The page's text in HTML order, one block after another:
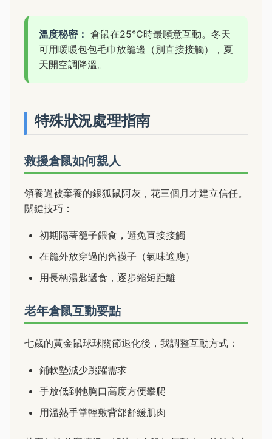
溫度秘密： 倉鼠在25°C時最願意互動。冬天
可用暖暖包包毛巾放籠邊（別直接接觸），夏
天開空調降溫。
特殊狀況處理指南
救援倉鼠如何親人
領養過被棄養的銀狐鼠阿灰，花三個月才建立信任。
關鍵技巧：
初期隔著籠子餵食，避免直接接觸
在籠外放穿過的舊襪子（氣味適應）
用長柄湯匙遞食，逐步縮短距離
老年倉鼠互動要點
七歲的黃金鼠球球關節退化後，我調整互動方式：
鋪軟墊減少跳躍需求
手放低到牠胸口高度方便攀爬
用溫熱手掌輕敷背部舒緩肌肉